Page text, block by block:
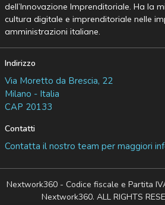
dell’Innovazione Imprenditoriale. Ha la
cultura digitale e imprenditoriale nelle
amministrazioni italiane.
Indirizzo
Via Moretto da Brescia, 22
Milano - Italia
CAP 20133
Contatti
Contatta il nostro team per maggiori
Nextwork360 - Codice fiscale e Partita
Nextwork360. ALL RIGHTS